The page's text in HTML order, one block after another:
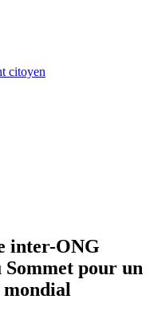
citoyen
inter-ONG
Sommet pour un